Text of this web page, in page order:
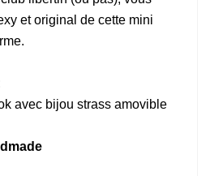
et original de cette mini
avec bijou strass amovible